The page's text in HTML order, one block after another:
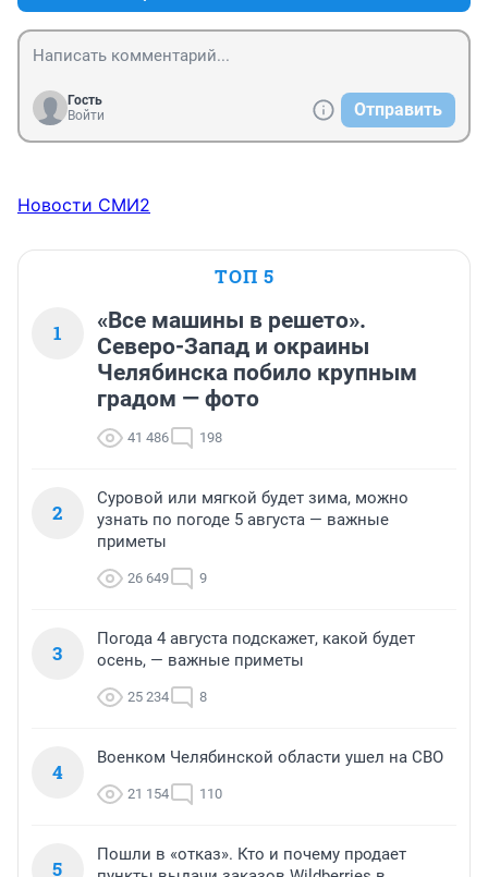
Гость
Войти
Отправить
Новости СМИ2
ТОП 5
1
«Все машины в решето».
Северо-Запад и окраины
Челябинска побило крупным
градом — фото
41 486 198
2
Суровой или мягкой будет зима, можно
узнать по погоде 5 августа — важные
приметы
26 649 9
3
Погода 4 августа подскажет, какой будет
осень, — важные приметы
25 234 8
4
Военком Челябинской области ушел на СВО
21 154 110
5
Пошли в «отказ». Кто и почему продает